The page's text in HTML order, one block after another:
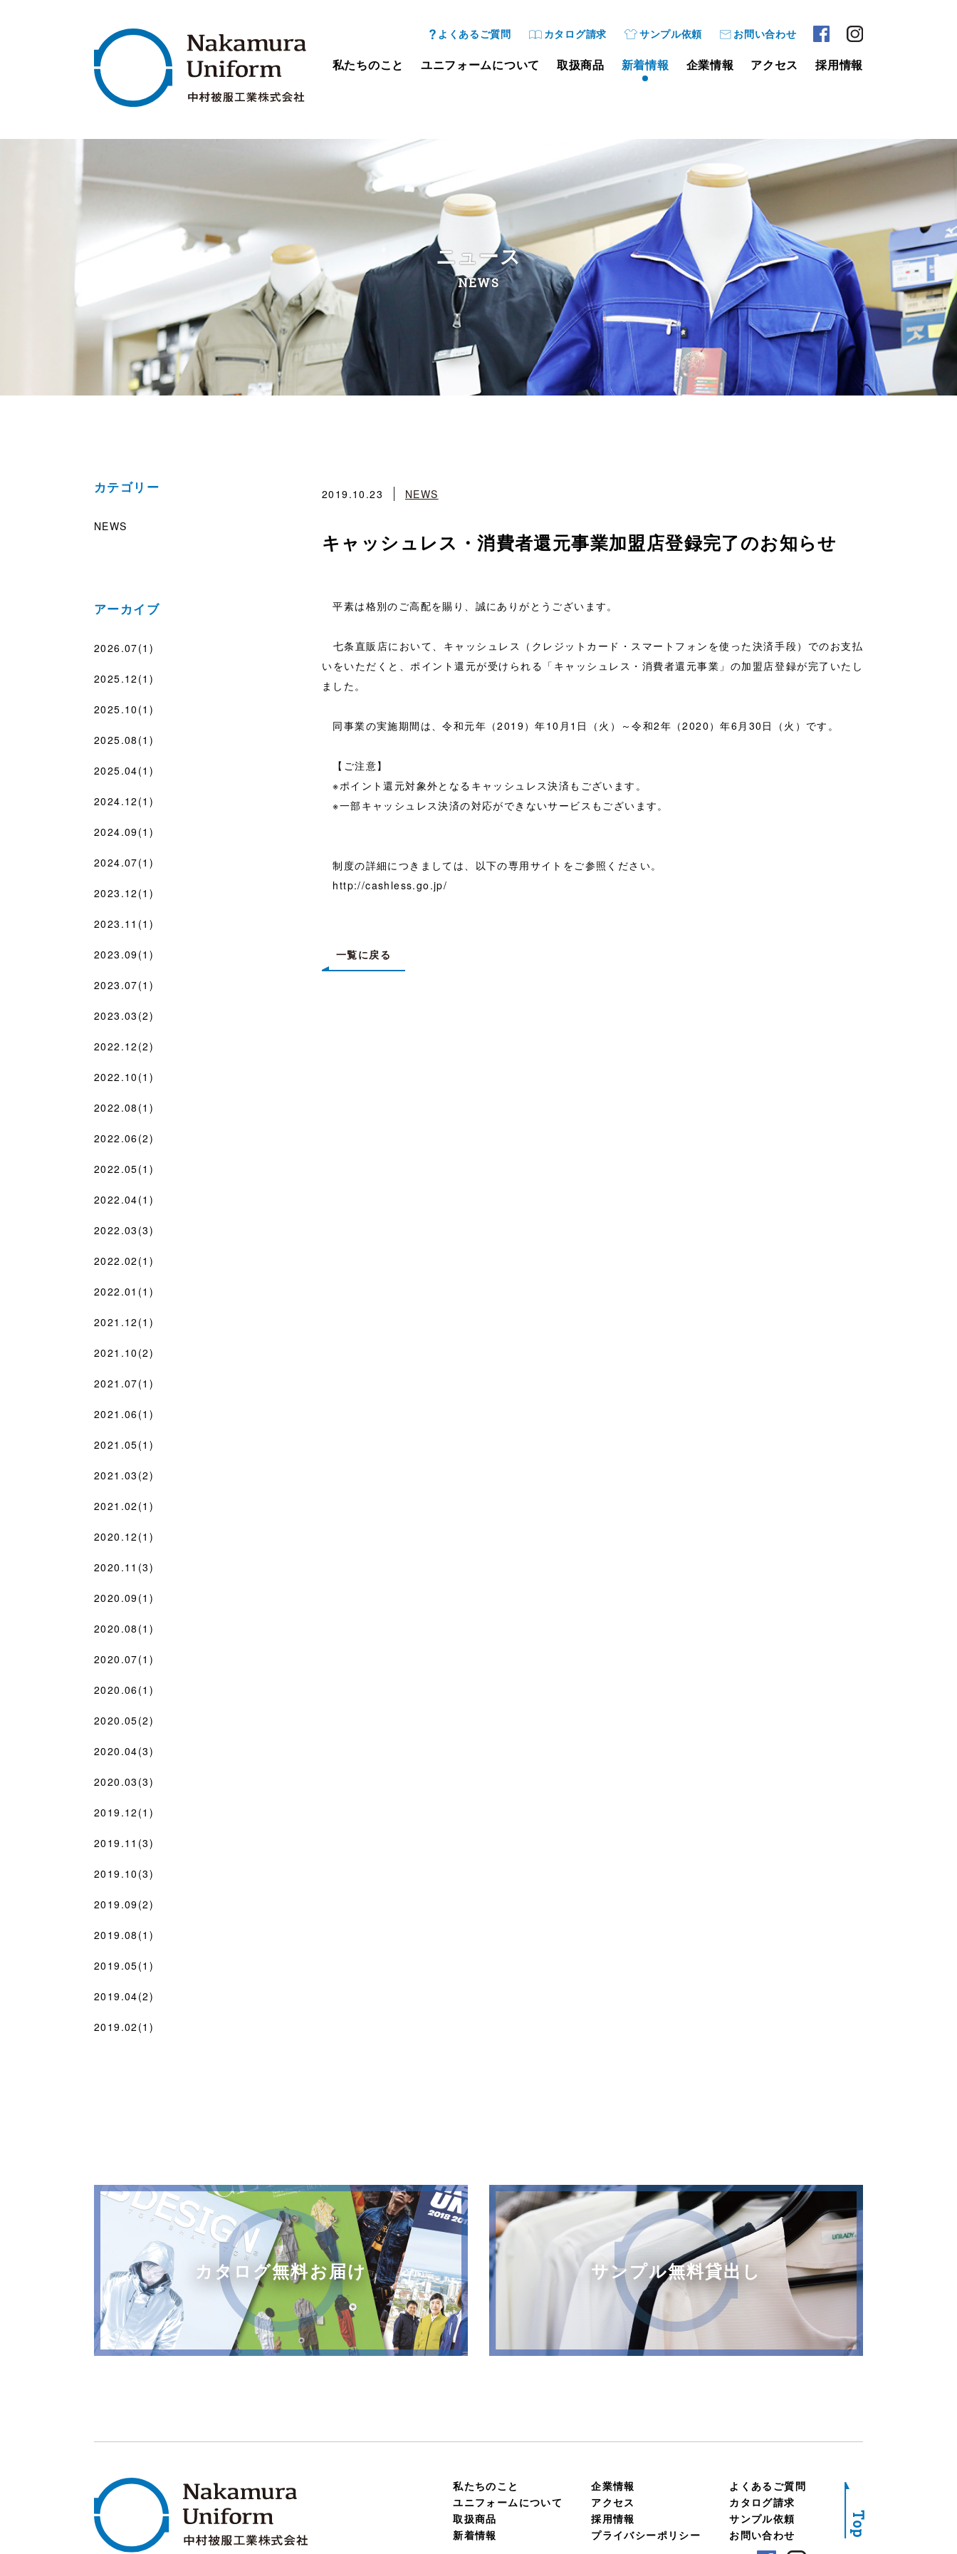
よくあるご質問 カタログ請求 サンプル依頼 お問い合わせ
私たちのこと ユニフォームについて 取扱商品 新着情報 企業情報 アクセス 採用情報
ニュース
NEWS
2019.10.23 NEWS
キャッシュレス・消費者還元事業加盟店登録完了のお知らせ
平素は格別のご高配を賜り、誠にありがとうございます。
七条直販店において、キャッシュレス（クレジットカード・スマートフォンを使った決済手段）でのお支払
いをいただくと、ポイント還元が受けられる「キャッシュレス・消費者還元事業」の加盟店登録が完了いたし
ました。
同事業の実施期間は、令和元年（2019）年10月1日（火）～令和2年（2020）年6月30日（火）です。
【ご注意】
※ポイント還元対象外となるキャッシュレス決済もございます。
※一部キャッシュレス決済の対応ができないサービスもございます。
制度の詳細につきましては、以下の専用サイトをご参照ください。
http://cashless.go.jp/
一覧に戻る
カテゴリー
NEWS
アーカイブ
2026.07(1)
2025.12(1)
2025.10(1)
2025.08(1)
2025.04(1)
2024.12(1)
2024.09(1)
2024.07(1)
2023.12(1)
2023.11(1)
2023.09(1)
2023.07(1)
2023.03(2)
2022.12(2)
2022.10(1)
2022.08(1)
2022.06(2)
2022.05(1)
2022.04(1)
2022.03(3)
2022.02(1)
2022.01(1)
2021.12(1)
2021.10(2)
2021.07(1)
2021.06(1)
2021.05(1)
2021.03(2)
2021.02(1)
2020.12(1)
2020.11(3)
2020.09(1)
2020.08(1)
2020.07(1)
2020.06(1)
2020.05(2)
2020.04(3)
2020.03(3)
2019.12(1)
2019.11(3)
2019.10(3)
2019.09(2)
2019.08(1)
2019.05(1)
2019.04(2)
2019.02(1)
カタログ無料お届け サンプル無料貸出し
私たちのこと
ユニフォームについて
取扱商品
新着情報
企業情報
アクセス
採用情報
プライバシーポリシー
よくあるご質問
カタログ請求
サンプル依頼
お問い合わせ
Top